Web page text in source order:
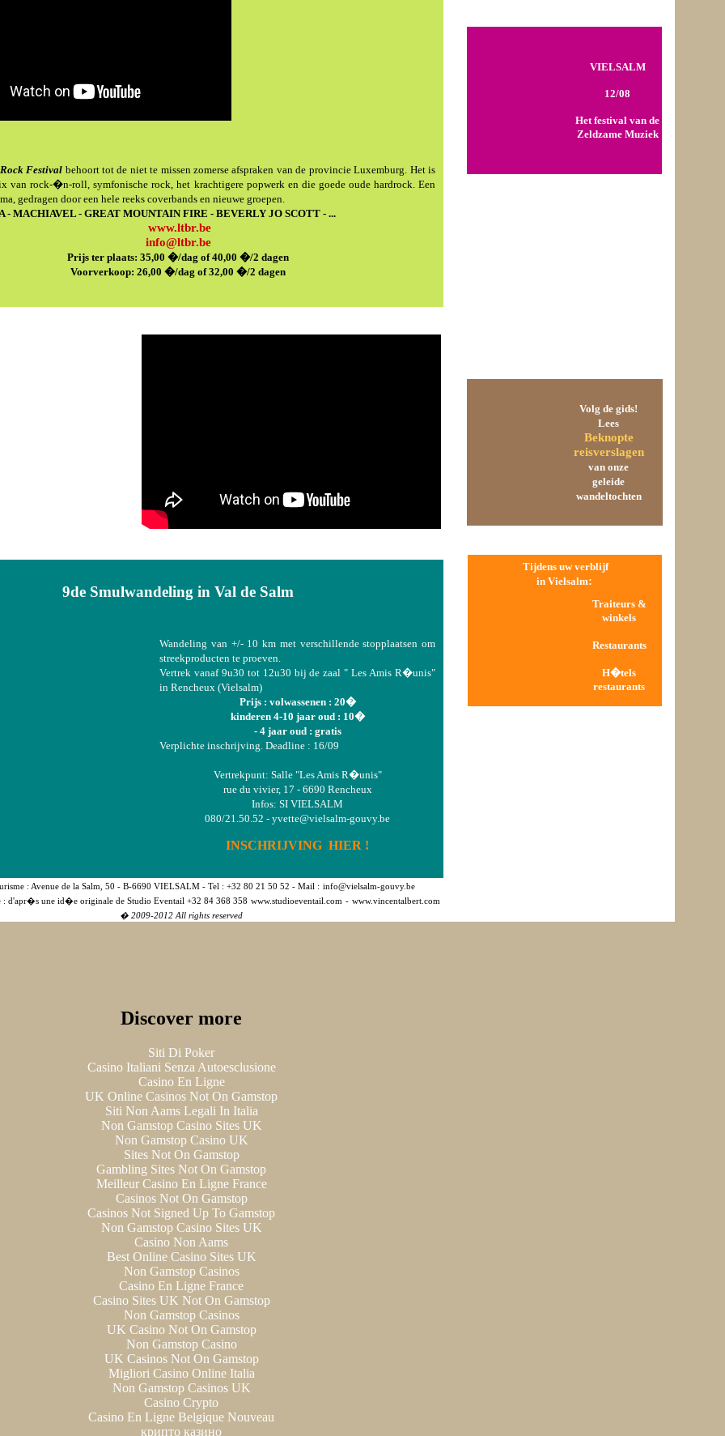
Festival behoort tot de niet te missen zomerse afspraken van de provincie Luxemburg. Het is
van rock-�n-roll, symfonische rock, het krachtigere popwerk en die goede oude hardrock. Een
gedragen door een hele reeks coverbands en nieuwe groepen.
- MACHIAVEL - GREAT MOUNTAIN FIRE - BEVERLY JO SCOTT - ...
www.ltbr.be
info@ltbr.be
Prijs ter plaats: 35,00 �/dag of 40,00 �/2 dagen
Voorverkoop: 26,00 �/dag of 32,00 �/2 dagen
9de Smulwandeling in Val de Salm
Wandeling van +/- 10 km met verschillende stopplaatsen om
streekproducten te proeven.
Vertrek vanaf 9u30 tot 12u30 bij de zaal " Les Amis R�unis"
in Rencheux (Vielsalm)
Prijs : volwassenen : 20�
kinderen 4-10 jaar oud : 10�
- 4 jaar oud : gratis
Verplichte inschrijving. Deadline : 16/09
Vertrekpunt: Salle "Les Amis R�unis"
rue du vivier, 17 - 6690 Rencheux
Infos: SI VIELSALM
080/21.50.52 - yvette@vielsalm-gouvy.be
INSCHRIJVING HIER !
VIELSALM
12/08
Het festival van de
Zeldzame Muziek
Volg de gids!
Lees
Beknopte
reisverslagen
van onze
geleide
wandeltochten
Tijdens uw verblijf
in Vielsalm:
Traiteurs &
winkels
Restaurants
H�tels
restaurants
: Avenue de la Salm, 50 - B-6690 VIELSALM - Tel : +32 80 21 50 52 - Mail : info@vielsalm-gouvy.be
d'apr�s une id�e originale de Studio Eventail +32 84 368 358 www.studioeventail.com - www.vincentalbert.com
� 2009-2012 All rights reserved
Discover more
Siti Di Poker
Casino Italiani Senza Autoesclusione
Casino En Ligne
UK Online Casinos Not On Gamstop
Siti Non Aams Legali In Italia
Non Gamstop Casino Sites UK
Non Gamstop Casino UK
Sites Not On Gamstop
Gambling Sites Not On Gamstop
Meilleur Casino En Ligne France
Casinos Not On Gamstop
Casinos Not Signed Up To Gamstop
Non Gamstop Casino Sites UK
Casino Non Aams
Best Online Casino Sites UK
Non Gamstop Casinos
Casino En Ligne France
Casino Sites UK Not On Gamstop
Non Gamstop Casinos
UK Casino Not On Gamstop
Non Gamstop Casino
UK Casinos Not On Gamstop
Migliori Casino Online Italia
Non Gamstop Casinos UK
Casino Crypto
Casino En Ligne Belgique Nouveau
крипто казино